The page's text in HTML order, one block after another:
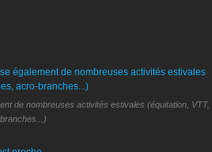
de nombreuses activités estivales (équitation, VTT,